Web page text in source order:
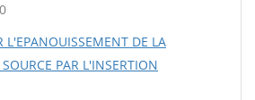
L'EPANOUISSEMENT DE LA
PAR L'INSERTION